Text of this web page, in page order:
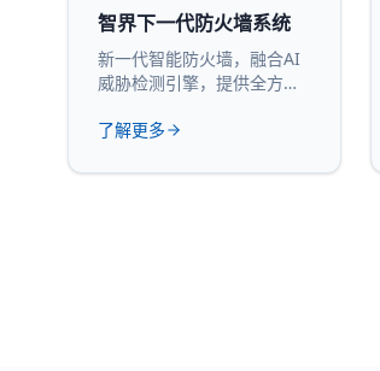
智界下一代防火墙系统
新一代智能防火墙，融合AI
威胁检测引擎，提供全方位
了解更多